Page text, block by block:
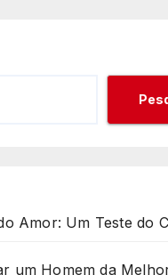
Amor: Um Teste do
um Homem da